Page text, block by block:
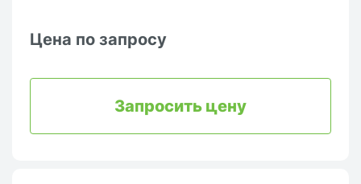
Цена по запросу
Запросить цену